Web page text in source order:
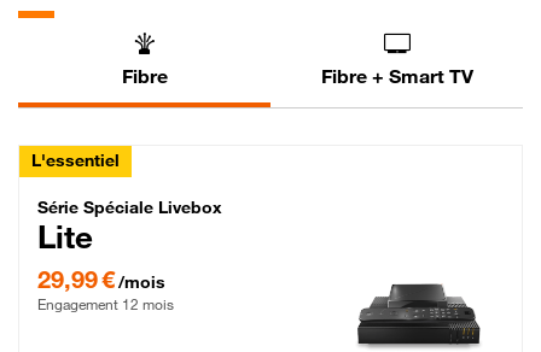
Fibre Fibre + Smart TV
L'essentiel
Série Spéciale Livebox Lite Fibre
Série Spéciale Livebox
Lite
29,99 €/mois
Engagement 12 mois